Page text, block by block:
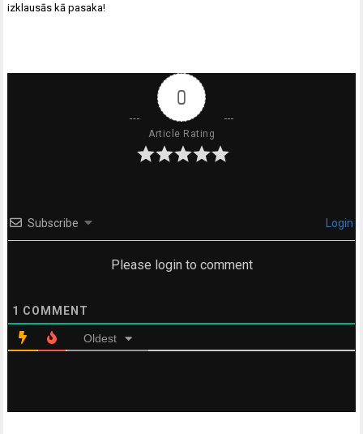
izklausās kā pasaka!
0
Article Rating
Subscribe Login
Please login to comment
1 COMMENT
Oldest